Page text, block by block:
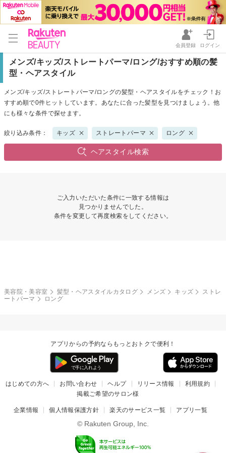
会員登録 ログイン
メンズ/キッズ/ストレートパーマ/ロング/おすすめ順の髪
型・ヘアスタイル
メンズ/キッズ/ストレートパーマ/ロングの髪型・ヘアスタイルをチェック！お
すすめ順で0件ヒットしています。あなたに合った髪型を見つけましょう。他
にも様々な条件で探せます。
絞り込み条件： キッズ ストレートパーマ ロング
ヘアスタイル検索
ご入力いただいた条件に一致する情報は
見つかりませんでした。
条件を変更して再度検索をしてください。
美容院・美容室 髪型・ヘアスタイルカタログ メンズ キッズ
ストレ
ートパーマ
ロング
アプリからの予約ならもっとおトクで便利！
はじめての方へ お問い合わせ ヘルプ リリース情報
利用規約
掲載ご希望のサロン様
企業情報 個人情報保護方針 楽天のサービス一覧 アプリ一覧
© Rakuten Group, Inc.